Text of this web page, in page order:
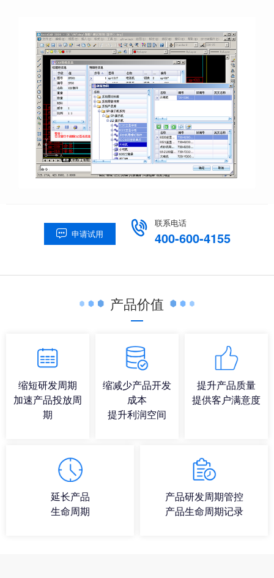
 申请试用  联系电话
400-600-4155
产品价值
缩短研发周期
加速产品投放周
期
缩减少产品开发
成本
提升利润空间
提升产品质量
提供客户满意度
延长产品
生命周期
产品研发周期管控
产品生命周期记录